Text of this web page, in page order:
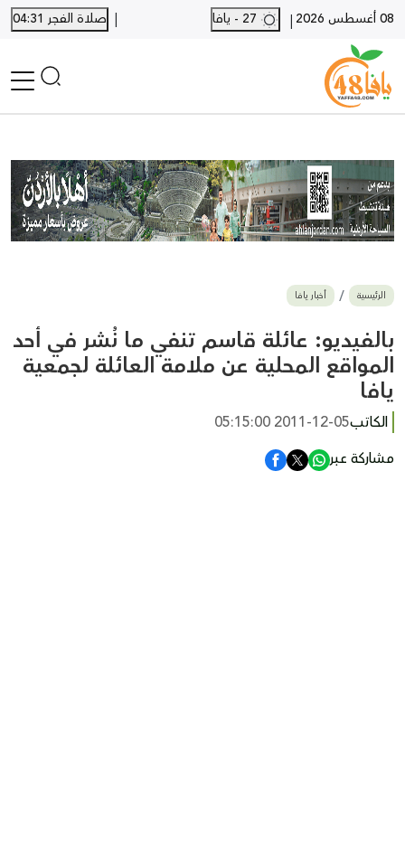
08 أغسطس 2026 |
| صلاة الفجر 04:31
أخبار محلية
أخبار يافا
SHORTS
أخبار اللد والرملة
بيع وشراء
أخبار القدس
وفيات
المزيد
الرئيسية أخبار يافا
بالفيديو: عائلة قاسم تنفي ما نُشر في أحد
المواقع المحلية عن ملامة العائلة لجمعية
يافا
الكاتب2011-12-05 05:15:00
مشاركة عبر